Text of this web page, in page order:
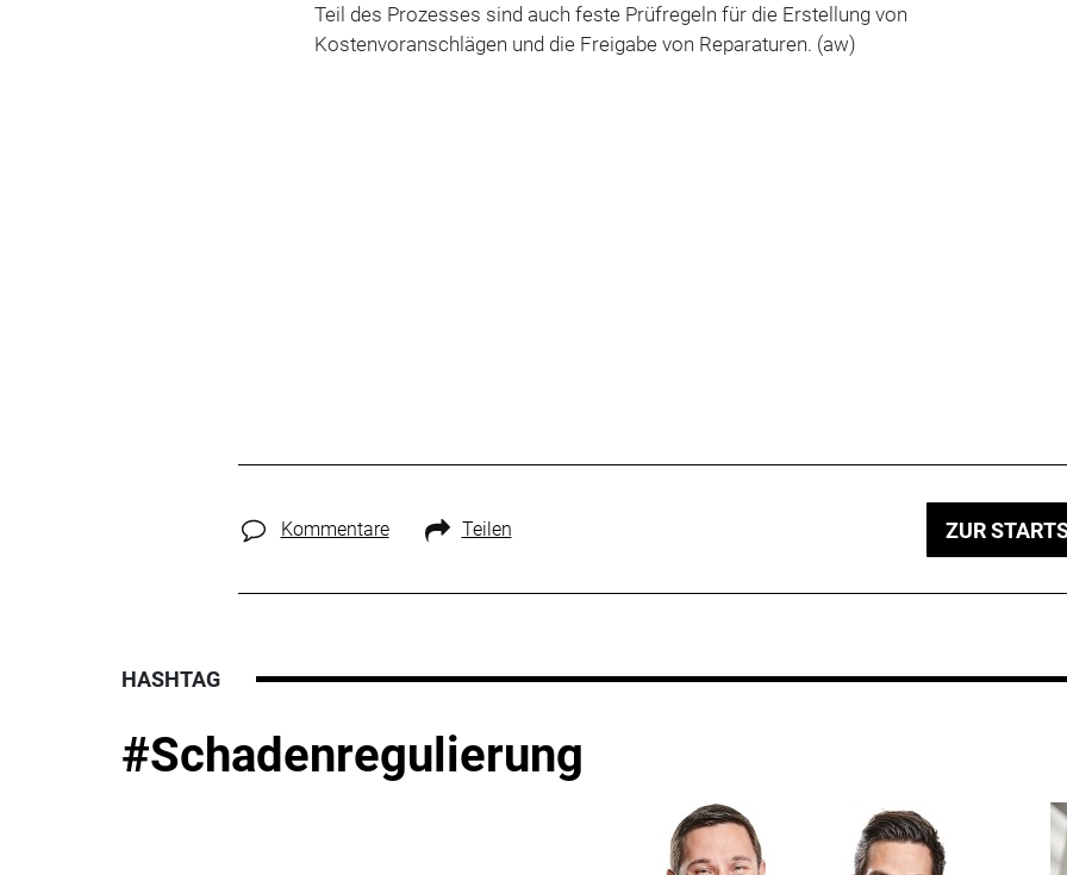
Teil des Prozesses sind auch feste Prüfregeln für die Erstellung von
Kostenvoranschlägen und die Freigabe von Reparaturen. (aw)
Kommentare Teilen ZUR
HASHTAG
#Schadenregulierung